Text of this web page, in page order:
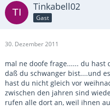
Tinkabell02
Gast
30. Dezember 2011
mal ne doofe frage...... du hast
daß du schwanger bist....und
hast du nicht gleich vor
zwischen den jahren sind
rufen alle dort an, weil ihnen